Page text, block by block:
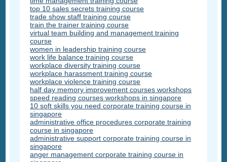
top 10 sales secrets training course
trade show staff training course
train the trainer training course
virtual team building and management training
course
women in leadership training course
work life balance training course
workplace diversity training course
workplace harassment training course
workplace violence training course
half day memory improvement courses workshops
speed reading courses workshops in singapore
10 soft skills you need corporate training course in
singapore
administrative office procedures corporate training
course in singapore
administrative support corporate training course in
singapore
anger management corporate training course in